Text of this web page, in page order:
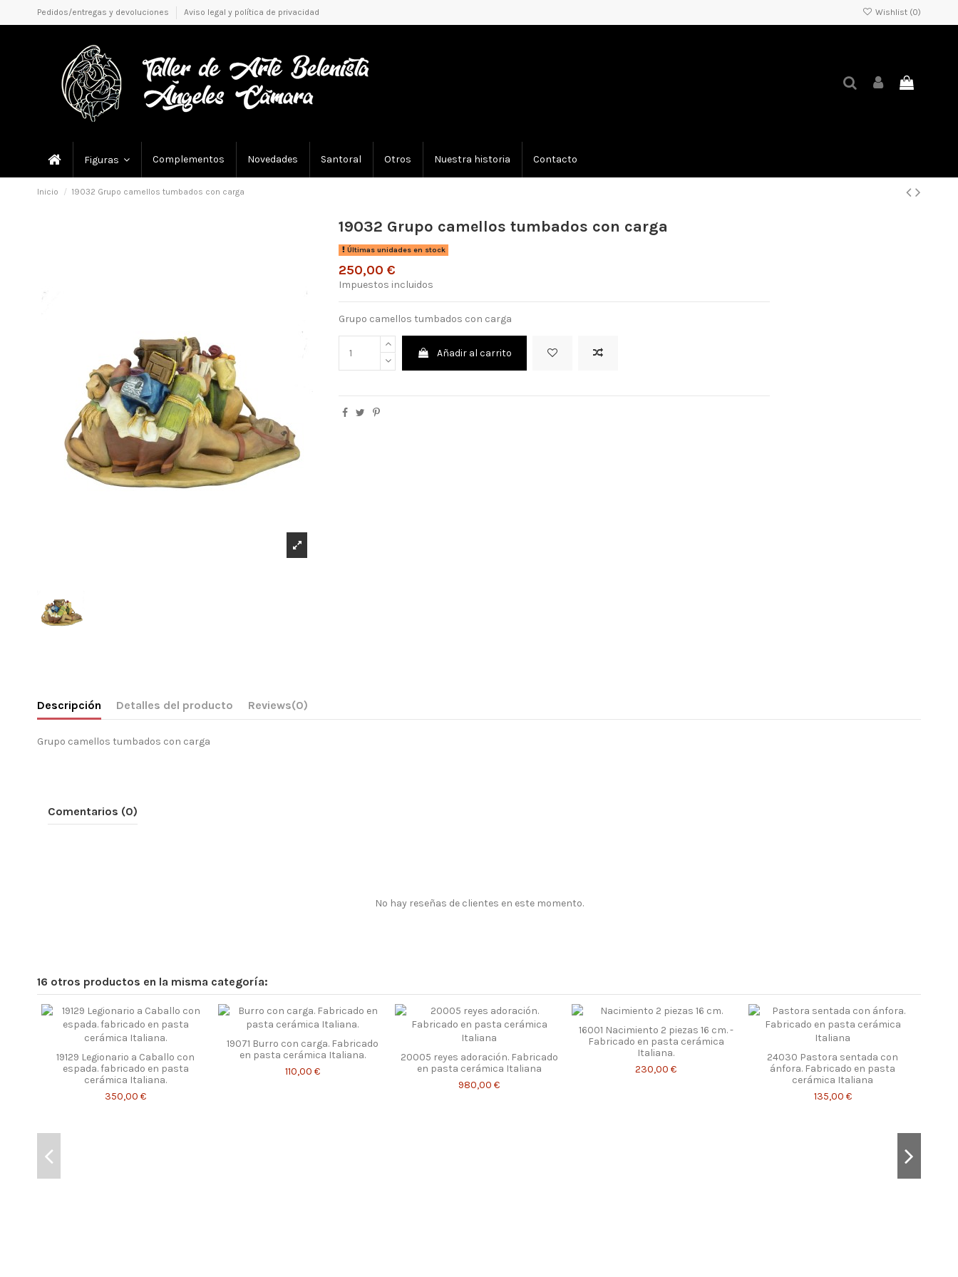
Pedidos/entregas y devoluciones Aviso legal y política de privacidad Wishlist (0)
Figuras Complementos Novedades Santoral Otros Nuestra historia Contacto
Inicio 19032 Grupo camellos tumbados con carga
19032 Grupo camellos tumbados con carga
Últimas unidades en stock
250,00 €
Impuestos incluidos
Grupo camellos tumbados con carga
Añadir al carrito
Descripción Detalles del producto Reviews(0)
Grupo camellos tumbados con carga
Comentarios (0)
No hay reseñas de clientes en este momento.
16 otros productos en la misma categoría:
19129 Legionario a Caballo con
espada. fabricado en pasta
cerámica Italiana.
350,00 €
19071 Burro con carga. Fabricado
en pasta cerámica Italiana.
110,00 €
20005 reyes adoración. Fabricado
en pasta cerámica Italiana
980,00 €
16001 Nacimiento 2 piezas 16 cm. -
Fabricado en pasta cerámica
Italiana.
230,00 €
24030 Pastora sentada con
ánfora. Fabricado en pasta
cerámica Italiana
135,00 €